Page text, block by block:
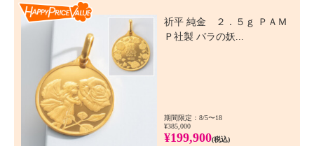
祈平 純金 ２．５ｇ ＰＡＭ
Ｐ社製 バラの妖...
期間限定：8/5〜18
¥385,000
¥199,900(税込)